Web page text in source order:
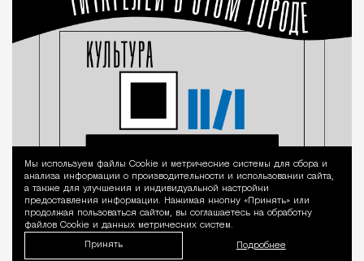
Уведомление
Мы используем файлы Сookie и метрические системы для сбора и
анализа информации о производительности и использовании сайта,
а также для улучшения и индивидуальной настройки
предоставления информации. Нажимая кнопку «Принять» или
продолжая пользоваться сайтом, вы соглашаетесь на обработку
файлов Cookie и данных метрических систем.
Принять Подробнее